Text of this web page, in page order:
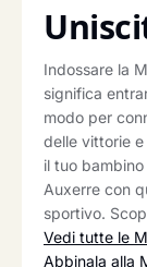
Indossare la
significa
modo per
delle vittorie
il tuo
Auxerre con
sportivo.
Vedi tutte le
Abbinala alla